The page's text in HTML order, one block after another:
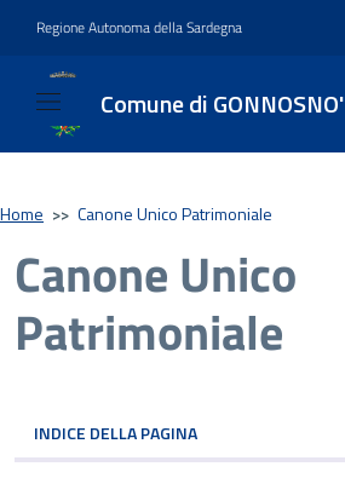
Regione Autonoma della Sardegna
Comune di GONNOSNO'
Home >> Canone Unico Patrimoniale
Canone Unico
Patrimoniale
INDICE DELLA PAGINA